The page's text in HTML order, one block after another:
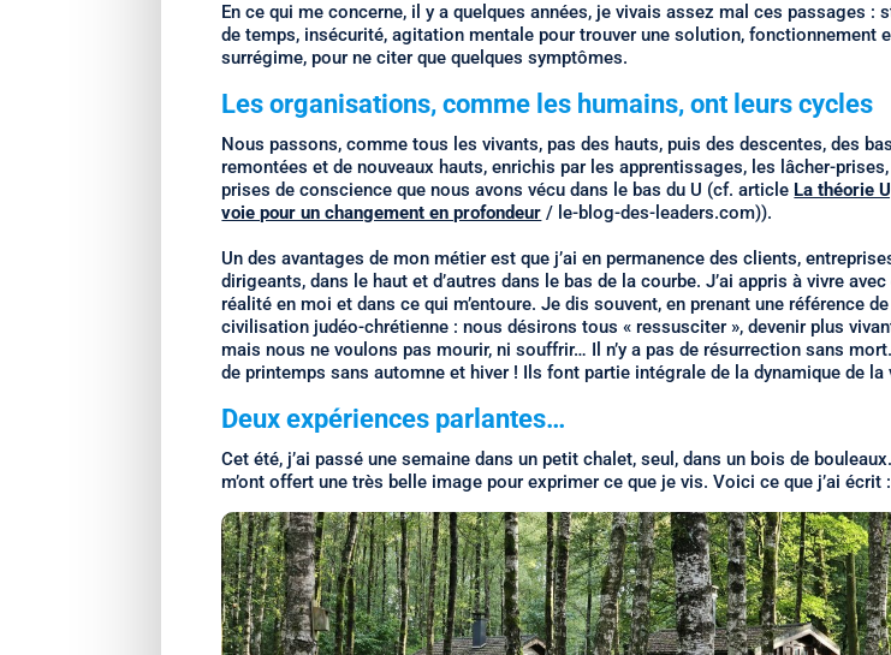
En ce qui me concerne, il y a quelques années, je vivais assez mal ces passages :
de temps, insécurité, agitation mentale pour trouver une solution, fonctionnement
surrégime, pour ne citer que quelques symptômes.
Les organisations, comme les humains, ont leurs cycles
Nous passons, comme tous les vivants, pas des hauts, puis des descentes, des
remontées et de nouveaux hauts, enrichis par les apprentissages, les lâcher-
prises de conscience que nous avons vécu dans le bas du U (cf. article La théorie
voie pour un changement en profondeur / le-blog-des-leaders.com)).
Un des avantages de mon métier est que j’ai en permanence des clients,
dirigeants, dans le haut et d’autres dans le bas de la courbe. J’ai appris à vivre
réalité en moi et dans ce qui m’entoure. Je dis souvent, en prenant une référence
civilisation judéo-chrétienne : nous désirons tous « ressusciter », devenir plus
mais nous ne voulons pas mourir, ni souffrir… Il n’y a pas de résurrection sans
de printemps sans automne et hiver ! Ils font partie intégrale de la dynamique de la
Deux expériences parlantes…
Cet été, j’ai passé une semaine dans un petit chalet, seul, dans un bois de
m’ont offert une très belle image pour exprimer ce que je vis. Voici ce que j’ai écrit :